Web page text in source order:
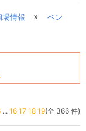
場情報 »
ベン
... 16 17 18 19(全 366 件)